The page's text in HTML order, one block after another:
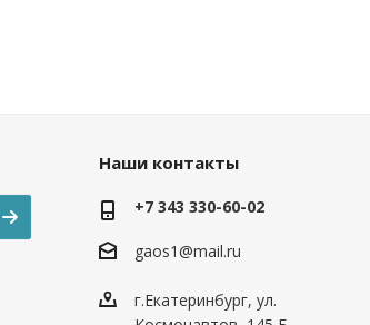
Наши контакты
+7 343 330-60-02
gaos1@mail.ru
г.Екатеринбург, ул.